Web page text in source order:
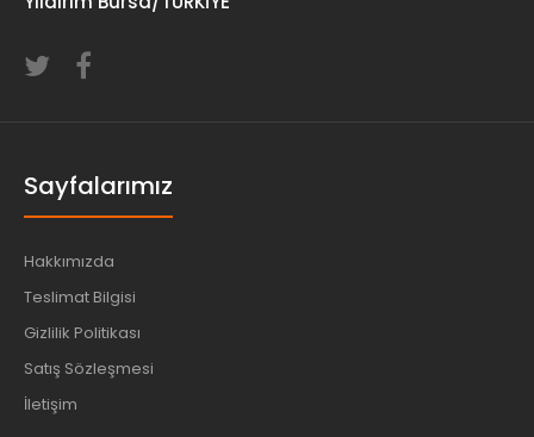
Sayfalarımız
Hakkımızda
Teslimat Bilgisi
Gizlilik Politikası
Satış Sözleşmesi
İletişim